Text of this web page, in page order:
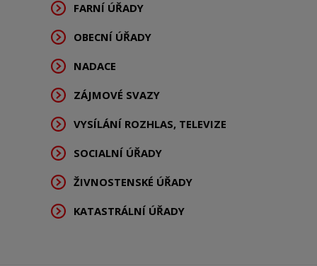
FARNÍ ÚŘADY
OBECNÍ ÚŘADY
NADACE
ZÁJMOVÉ SVAZY
VYSÍLÁNÍ ROZHLAS, TELEVIZE
SOCIALNÍ ÚŘADY
ŽIVNOSTENSKÉ ÚŘADY
KATASTRÁLNÍ ÚŘADY